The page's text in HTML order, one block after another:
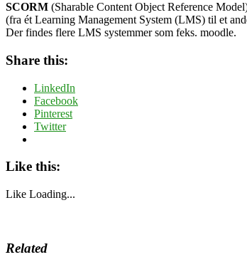
SCORM (Sharable Content Object Reference
(fra ét Learning Management System (LMS) til et
Der findes flere LMS systemmer som feks. moodle.
Share this:
LinkedIn
Facebook
Pinterest
Twitter
Like this:
Like Loading...
Related